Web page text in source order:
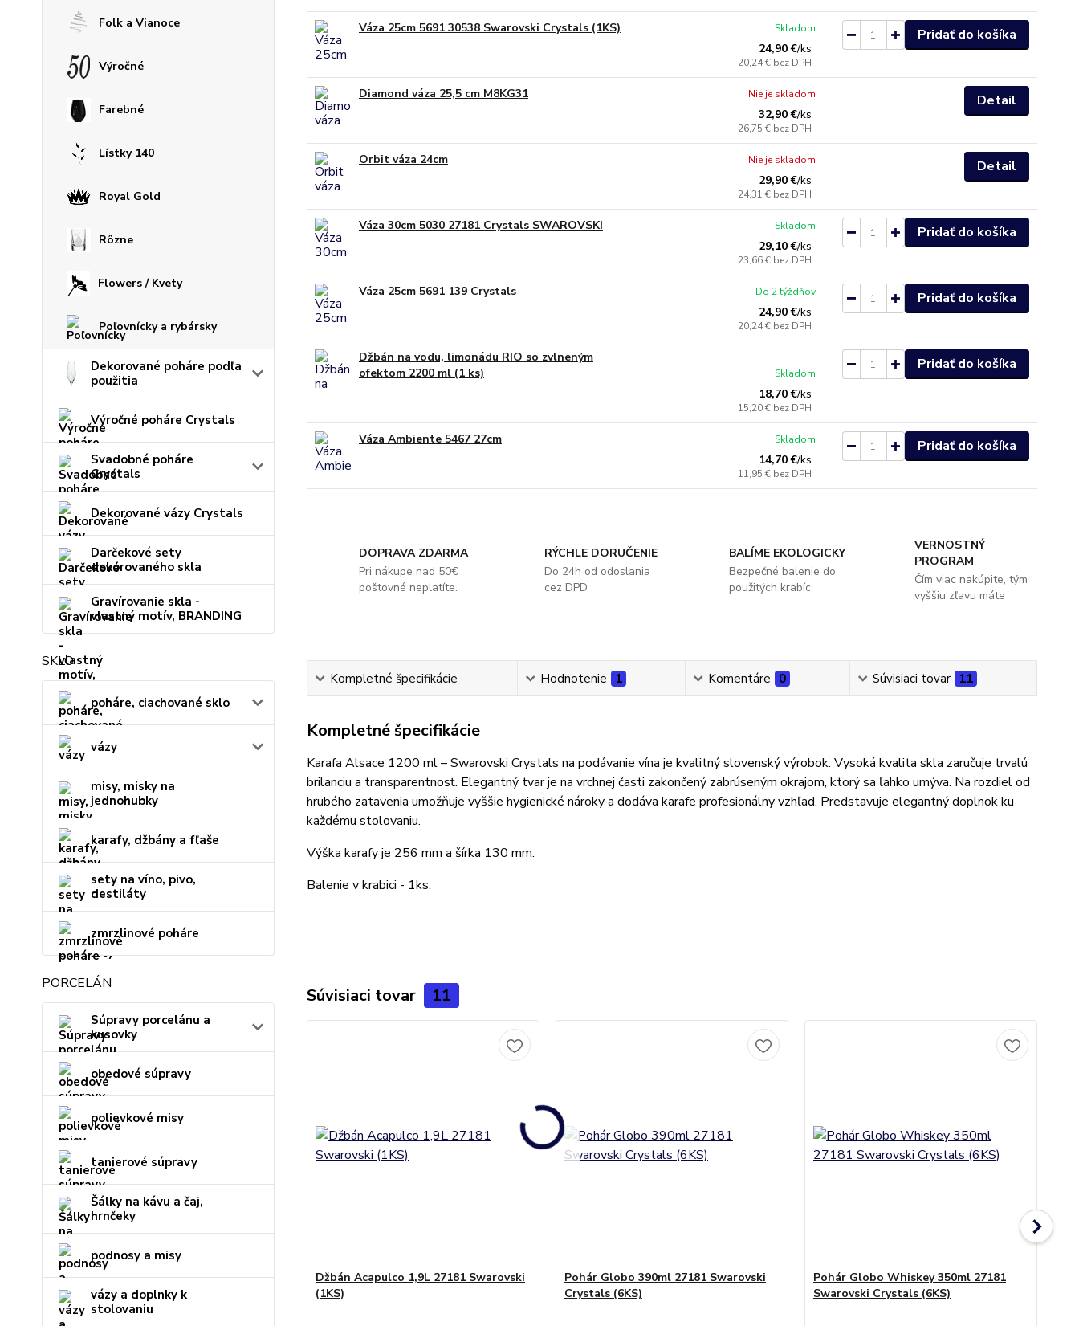
Folk a Vianoce
Výročné
Farebné
Lístky 140
Royal Gold
Rôzne
Flowers / Kvety
Poľovnícky a rybársky
Dekorované poháre podľa
použitia
Výročné poháre Crystals
Svadobné poháre
Crystals
Dekorované vázy Crystals
Darčekové sety
dekorovaného skla
Gravírovanie skla -
vlastný motív, BRANDING
SKLO
poháre, ciachované sklo
vázy
misy, misky na
jednohubky
karafy, džbány a fľaše
sety na víno, pivo,
destiláty
zmrzlinové poháre
PORCELÁN
Súpravy porcelánu a
kusovky
obedové súpravy
polievkové misy
tanierové súpravy
Šálky na kávu a čaj,
hrnčeky
podnosy a misy
vázy a doplnky k
stolovaniu
Váza 25cm 5691 30538 Swarovski Crystals (1KS)
24,90 €/ks
20,24 € bez DPH
Skladom Pridať do košíka
Diamond váza 25,5 cm M8KG31
32,90 €/ks
26,75 € bez DPH
Nie je skladom Detail
Orbit váza 24cm
29,90 €/ks
24,31 € bez DPH
Nie je skladom Detail
Váza 30cm 5030 27181 Crystals SWAROVSKI
29,10 €/ks
23,66 € bez DPH
Skladom Pridať do košíka
Váza 25cm 5691 139 Crystals
24,90 €/ks
20,24 € bez DPH
Do 2 týždňov Pridať do košíka
Džbán na vodu, limonádu RIO so zvlneným
ofektom 2200 ml (1 ks)
18,70 €/ks
15,20 € bez DPH
Skladom
Pridať do košíka
Váza Ambiente 5467 27cm
14,70 €/ks
11,95 € bez DPH
Skladom Pridať do košíka
DOPRAVA ZDARMA
Pri nákupe nad 50€
poštovné neplatíte.
RÝCHLE DORUČENIE
Do 24h od odoslania
cez DPD
BALÍME EKOLOGICKY
Bezpečné balenie do
použitých krabíc
VERNOSTNÝ
PROGRAM
Čím viac nakúpite, tým
vyššiu zľavu máte
Kompletné špecifikácie Hodnotenie 1 Komentáre 0 Súvisiaci tovar 11
Kompletné špecifikácie
Karafa Alsace 1200 ml – Swarovski Crystals na podávanie vína je kvalitný slovenský výrobok. Vysoká kvalita skla zaručuje trvalú
brilanciu a transparentnosť. Elegantný tvar je na vrchnej časti zakončený zabrúseným okrajom, ktorý sa ľahko umýva. Na rozdiel od
hrubého zatavenia umožňuje vyššie hygienické nároky a dodáva karafe profesionálny vzhľad. Predstavuje elegantný doplnok ku
každému stolovaniu.
Výška karafy je 256 mm a šírka 130 mm.
Balenie v krabici - 1ks.
Súvisiaci tovar 11
Džbán Acapulco 1,9L 27181 Swarovski
(1KS)
Pohár Globo 390ml 27181 Swarovski
Crystals (6KS)
Pohár Globo Whiskey 350ml 27181
Swarovski Crystals (6KS)